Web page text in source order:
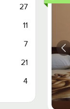
27
11
7
21
4